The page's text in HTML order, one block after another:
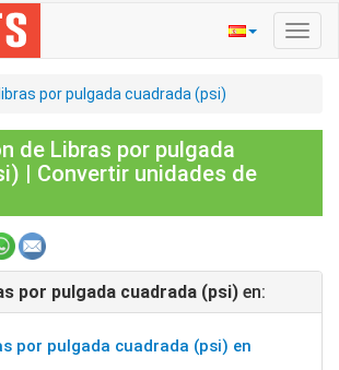
libras por pulgada cuadrada (psi)
de Libras por pulgada
| Convertir unidades de
por pulgada cuadrada (psi) en:
por pulgada cuadrada (psi) en